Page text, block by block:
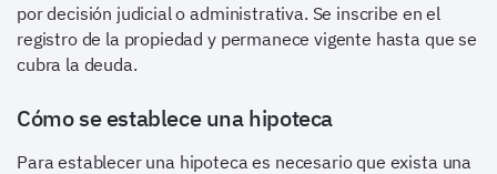
por decisión judicial o administrativa. Se inscribe en el
registro de la propiedad y permanece vigente hasta que se
cubra la deuda.
Cómo se establece una hipoteca
Para establecer una hipoteca es necesario que exista una